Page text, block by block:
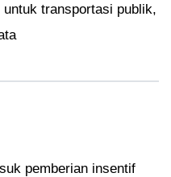
transportasi publik,
pemberian insentif